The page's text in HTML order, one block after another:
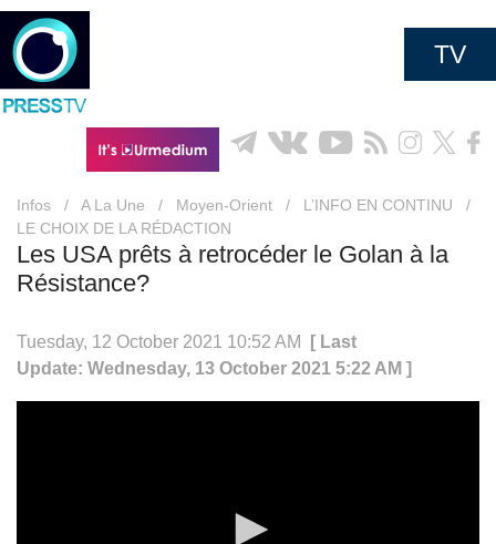
TV
Infos / A La Une / Moyen-Orient / L’INFO EN CONTINU
/
LE CHOIX DE LA RÉDACTION
Les USA prêts à retrocéder le Golan à la
Résistance?
Tuesday, 12 October 2021 10:52 AM
[ Last
Update: Wednesday, 13 October 2021 5:22 AM ]